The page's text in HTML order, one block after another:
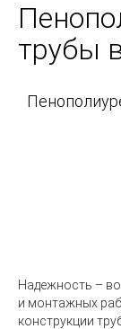
трубы
Надежность –
и монтажных
конструкции